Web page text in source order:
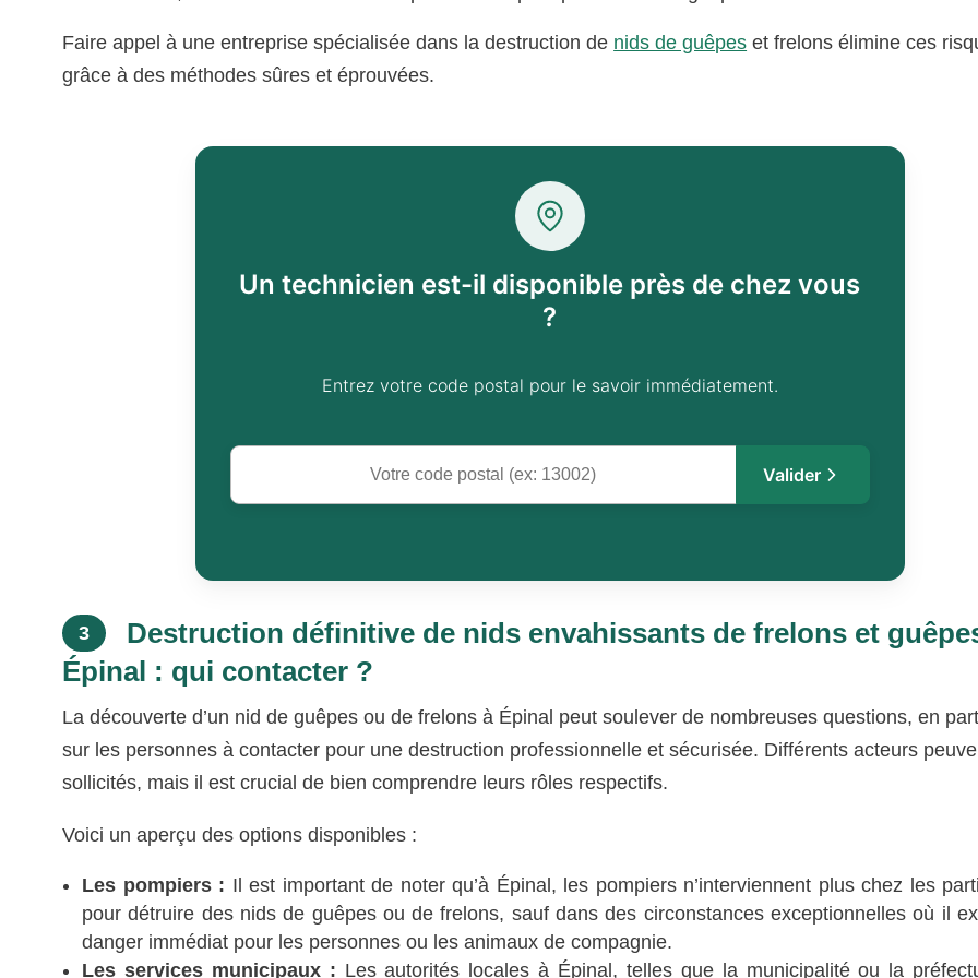
Faire appel à une entreprise spécialisée dans la destruction de nids de guêpes et frelons élimine ces
grâce à des méthodes sûres et éprouvées.
Un technicien est-il disponible près de chez vous
?
Entrez votre code postal pour le savoir immédiatement.
Valider
3
Destruction définitive de nids envahissants de frelons et
Épinal : qui contacter ?
La découverte d’un nid de guêpes ou de frelons à Épinal peut soulever de nombreuses questions, en
sur les personnes à contacter pour une destruction professionnelle et sécurisée. Différents acteurs
sollicités, mais il est crucial de bien comprendre leurs rôles respectifs.
Voici un aperçu des options disponibles :
Les pompiers : Il est important de noter qu’à Épinal, les pompiers n’interviennent plus chez les
pour détruire des nids de guêpes ou de frelons, sauf dans des circonstances exceptionnelles où il
danger immédiat pour les personnes ou les animaux de compagnie.
Les services municipaux : Les autorités locales à Épinal, telles que la municipalité ou la